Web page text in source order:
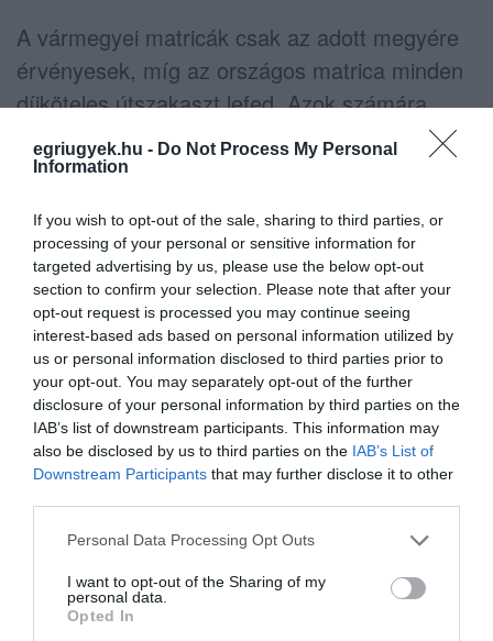
egriugyek.hu - Do Not Process My Personal
Information
If you wish to opt-out of the sale, sharing to third parties, or
processing of your personal or sensitive information for
targeted advertising by us, please use the below opt-out
section to confirm your selection. Please note that after your
opt-out request is processed you may continue seeing
interest-based ads based on personal information utilized by
us or personal information disclosed to third parties prior to
your opt-out. You may separately opt-out of the further
disclosure of your personal information by third parties on the
IAB’s list of downstream participants. This information may
also be disclosed by us to third parties on the IAB’s List of
Downstream Participants that may further disclose it to other
Please note that this website/app uses one or more Google
not limited to your visit or usage behaviour. You may click to
grant or deny consent to Google and its third-party tags to
use your data for below specified purposes in below Google
Personal Data Processing Opt Outs
I want to opt-out of the Sharing of my
personal data.
Opted In
A vármegyei matricák csak az adott megyére
érvényesek, míg az országos matrica minden
díjköteles útszakaszt lefed. Azok számára,
akik gyakran változtatják utazási terveiket, az
országos matrica rugalmasabb megoldás.
Hogyan kerülhető el a pótdíj?
Ha az autós a felszólítást követően utólag
vásárolja meg az éves országos matricát,
elkerülheti a pótdíjat. Ez a lehetőség a
felszólítás kézbesítésétől számított 75 napon
belül áll fenn, és azt írásban vagy
személyesen kell kérelmezni a Nemzeti
Útdíjfizetési Szolgáltató Zrt.-nél (NÚSZ).
Az autópálya-matricák érvényessége
Az e-matrica a vásárlás napjától kezdve
érvényes, kivéve banki átutalás esetén, amikor